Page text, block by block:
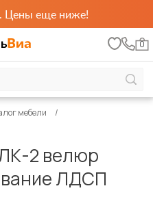
Цены еще ниже!
0
мебели
2 велюр
ЛДСП